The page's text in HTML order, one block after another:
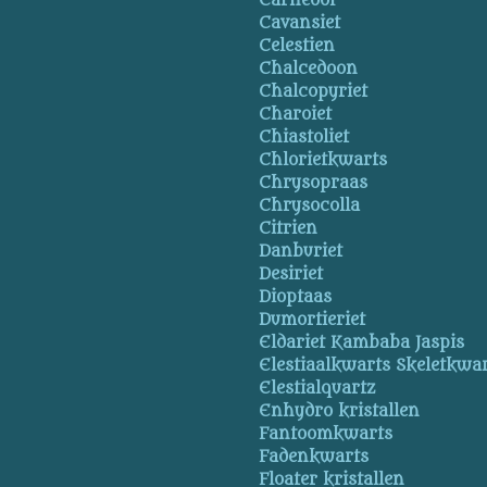
Cavansiet
Celestien
Chalcedoon
Chalcopyriet
Charoiet
Chiastoliet
Chlorietkwarts
Chrysopraas
Chrysocolla
Citrien
Danburiet
Desiriet
Dioptaas
Dumortieriet
Eldariet Kambaba Jaspis
Elestiaalkwarts
Elestialquartz
Enhydro kristallen
Fantoomkwarts
Fadenkwarts
Floater kristallen